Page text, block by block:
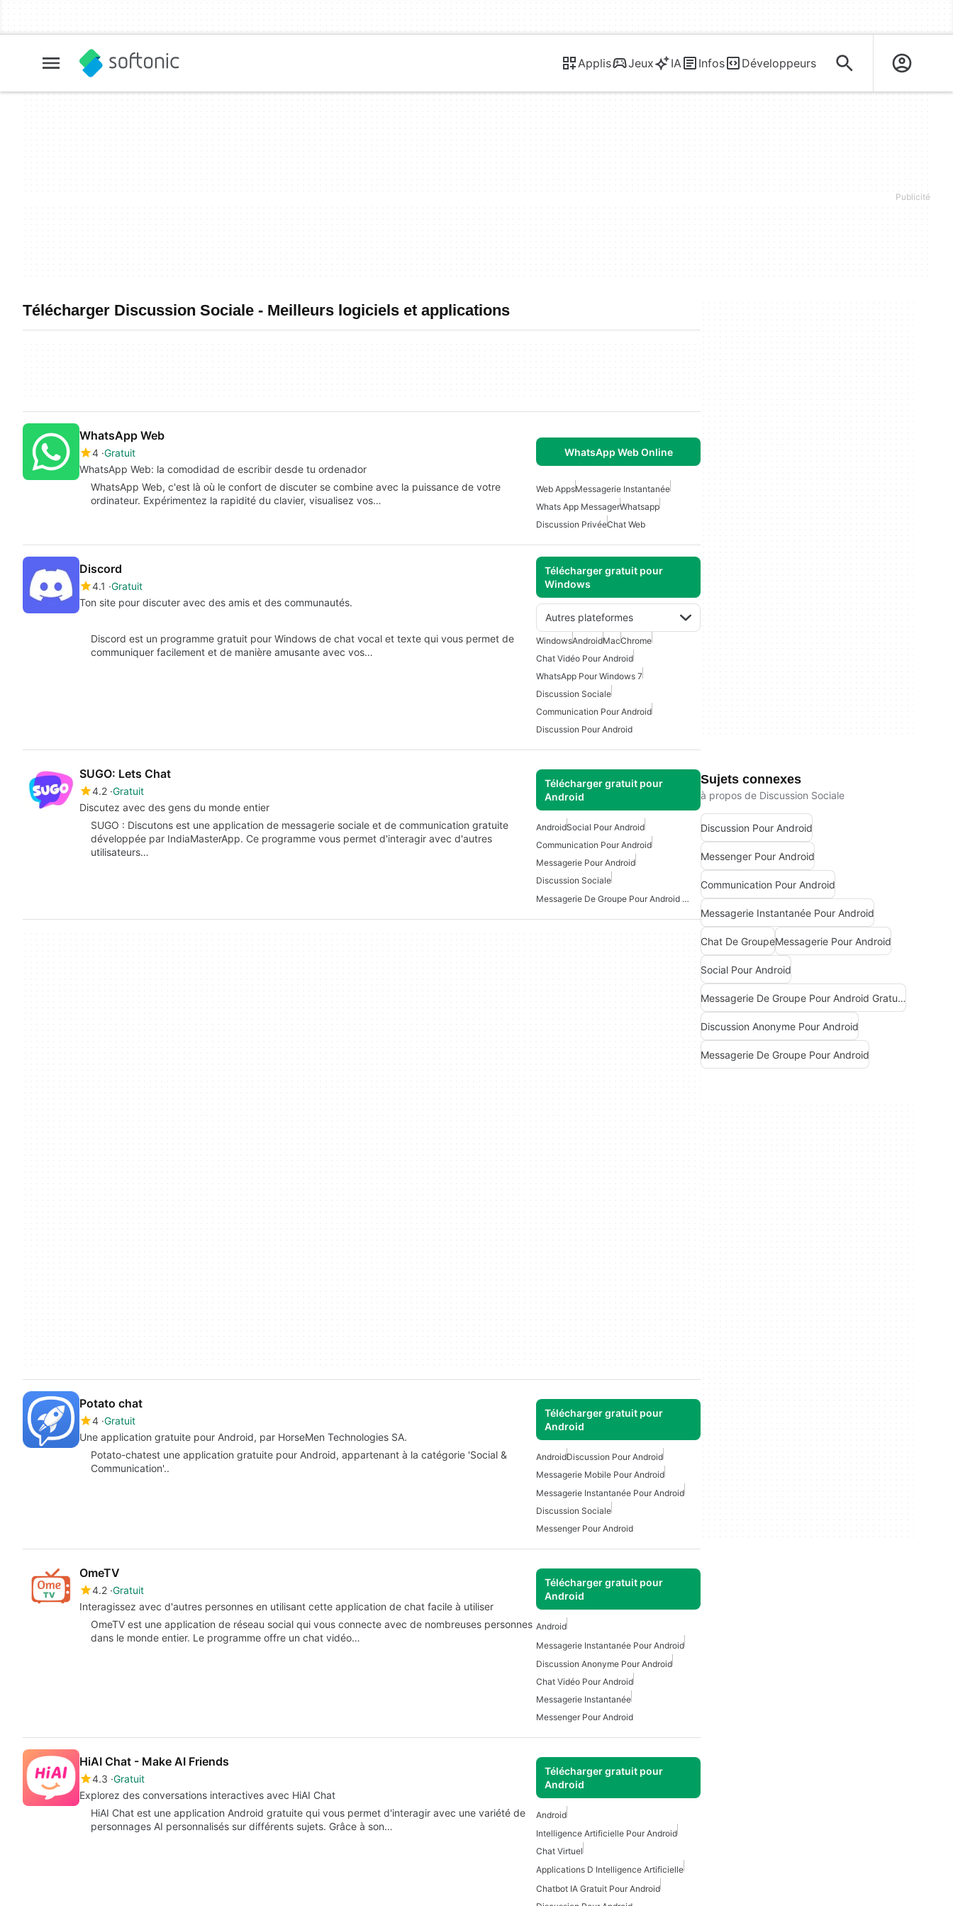
Applis Jeux IA Infos Développeurs
Télécharger Discussion Sociale - Meilleurs logiciels et applications
WhatsApp Web
4 Gratuit
WhatsApp Web: la comodidad de escribir desde tu ordenador
WhatsApp Web Online
WhatsApp Web, c'est là où le confort de discuter se combine avec la puissance de votre
ordinateur. Expérimentez la rapidité du clavier, visualisez vos…
Web AppsMessagerie Instantanée
Whats App MessagerWhatsapp
Discussion PrivéeChat Web
Discord
4.1 Gratuit
Ton site pour discuter avec des amis et des communautés.
Télécharger gratuit pour
Windows
Autres plateformes
Discord est un programme gratuit pour Windows de chat vocal et texte qui vous permet de
communiquer facilement et de manière amusante avec vos…
WindowsAndroidMacChrome
Chat Vidéo Pour Android
WhatsApp Pour Windows 7
Discussion Sociale
Communication Pour Android
Discussion Pour Android
SUGO: Lets Chat
4.2 Gratuit
Discutez avec des gens du monde entier
Télécharger gratuit pour
Android
SUGO : Discutons est une application de messagerie sociale et de communication gratuite
développée par IndiaMasterApp. Ce programme vous permet d'interagir avec d'autres
utilisateurs…
AndroidSocial Pour Android
Communication Pour Android
Messagerie Pour Android
Discussion Sociale
Messagerie De Groupe Pour Android Gratuite
Potato chat
4 Gratuit
Une application gratuite pour Android, par HorseMen Technologies SA.
Télécharger gratuit pour
Android
Potato-chatest une application gratuite pour Android, appartenant à la catégorie 'Social &
Communication'..
AndroidDiscussion Pour Android
Messagerie Mobile Pour Android
Messagerie Instantanée Pour Android
Discussion Sociale
Messenger Pour Android
OmeTV
4.2 Gratuit
Interagissez avec d'autres personnes en utilisant cette application de chat facile à utiliser
Télécharger gratuit pour
Android
OmeTV est une application de réseau social qui vous connecte avec de nombreuses personnes
dans le monde entier. Le programme offre un chat vidéo…
Android
Messagerie Instantanée Pour Android
Discussion Anonyme Pour Android
Chat Vidéo Pour Android
Messagerie Instantanée
Messenger Pour Android
HiAI Chat - Make AI Friends
4.3 Gratuit
Explorez des conversations interactives avec HiAI Chat
Télécharger gratuit pour
Android
HiAI Chat est une application Android gratuite qui vous permet d'interagir avec une variété de
personnages AI personnalisés sur différents sujets. Grâce à son…
Android
Intelligence Artificielle Pour Android
Chat Virtuel
Applications D Intelligence Artificielle
Chatbot IA Gratuit Pour Android
Sujets connexes
à propos de Discussion Sociale
Discussion Pour Android
Messenger Pour Android
Communication Pour Android
Messagerie Instantanée Pour Android
Chat De GroupeMessagerie Pour Android
Social Pour Android
Messagerie De Groupe Pour Android Gratuite
Discussion Anonyme Pour Android
Messagerie De Groupe Pour Android